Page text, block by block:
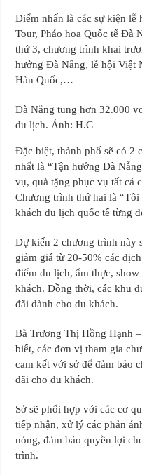
Điểm nhấn là các sự kiện lễ
Tour, Pháo hoa Quốc tế Đà
thứ 3, chương trình khai
hưởng Đà Nẵng, lễ hội Việt
Hàn Quốc,…
Đà Nẵng tung hơn 32.000
du lịch. Ảnh: H.G
Đặc biệt, thành phố sẽ có 2
nhất là “Tận hưởng Đà
vụ, quà tặng phục vụ tất cả
Chương trình thứ hai là
khách du lịch quốc tế từng
Dự kiến 2 chương trình này
giảm giá từ 20-50% các
điểm du lịch, ẩm thực,
khách. Đồng thời, các khu
đãi dành cho du khách.
Bà Trương Thị Hồng Hạnh
biết, các đơn vị tham gia
cam kết với sở để đảm bảo
đãi cho du khách.
Sở sẽ phối hợp với các cơ
tiếp nhận, xử lý các phản
nóng, đảm bảo quyền lợi
trình.